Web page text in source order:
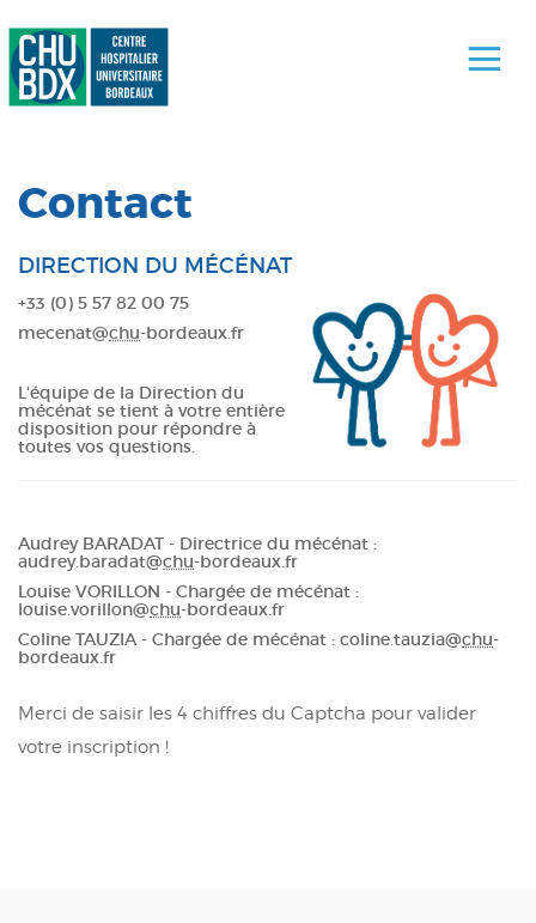
Contact
DIRECTION DU MÉCÉNAT
+33 (0) 5 57 82 00 75
mecenat@chu-bordeaux.fr
L'équipe de la Direction du
mécénat se tient à votre entière
disposition pour répondre à
toutes vos questions.
Audrey BARADAT - Directrice du mécénat :
audrey.baradat@chu-bordeaux.fr
Louise VORILLON - Chargée de mécénat :
louise.vorillon@chu-bordeaux.fr
Coline TAUZIA - Chargée de mécénat : coline.tauzia@chu-
bordeaux.fr
Merci de saisir les 4 chiffres du Captcha pour valider
votre inscription !